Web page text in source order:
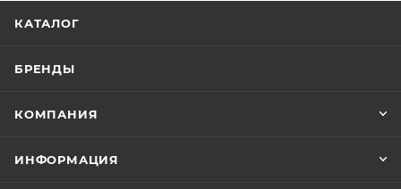
КАТАЛОГ
БРЕНДЫ
КОМПАНИЯ
ИНФОРМАЦИЯ